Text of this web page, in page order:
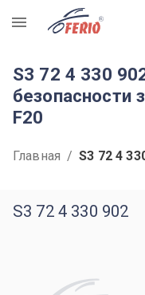
R
S3 72 4 330
безопасности
F20
Главная / S3 72 4
S3 72 4 330 902